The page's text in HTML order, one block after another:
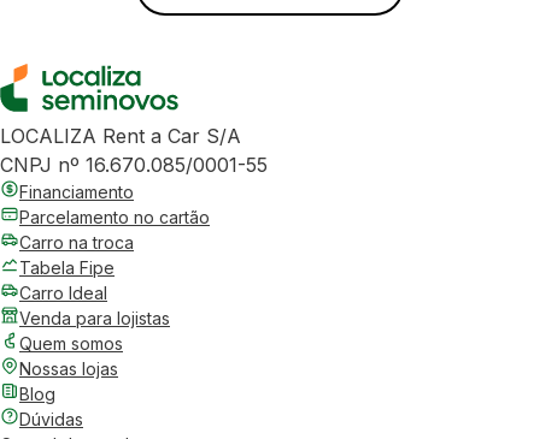
LOCALIZA Rent a Car S/A
CNPJ nº 16.670.085/0001-55
Financiamento
Parcelamento no cartão
Carro na troca
Tabela Fipe
Carro Ideal
Venda para lojistas
Quem somos
Nossas lojas
Blog
Dúvidas